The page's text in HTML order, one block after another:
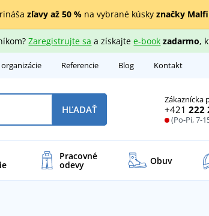
zľavy až 50 %na vybrané kúsky značky
Zaregistrujte sa a získajtee-book zadarmo,
Referencie Blog Kontakt
Zákaznícka
+421 222
(Po-Pi, 7-
HĽADAŤ
Pracovné
odevy Obuv